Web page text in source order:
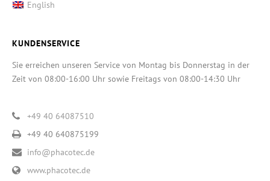
English
KUNDENSERVICE
Sie erreichen unseren Service von Montag bis Donnerstag in der
Zeit von 08:00-16:00 Uhr sowie Freitags von 08:00-14:30 Uhr
+49 40 64087510
+49 40 640875199
info@phacotec.de
www.phacotec.de